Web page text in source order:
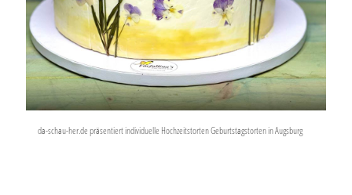
da-schau-her.de präsentiert individuelle Hochzeitstorten Geburtstagstorten in Augsburg